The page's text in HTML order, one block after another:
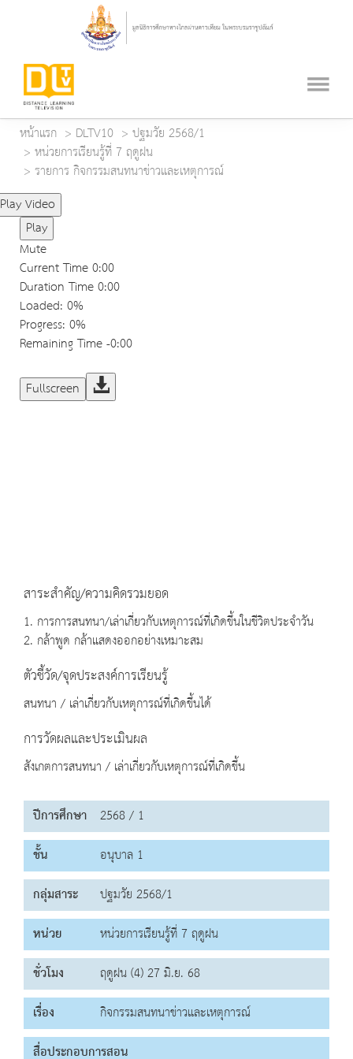
หน้าแรก DLTV10
ปฐมวัย 2568/1
หน่วยการเรียนรู้ที่ 7 ฤดูฝน
รายการ กิจกรรมสนทนาข่าวและเหตุการณ์
Play Video
Play
Mute
Current Time0:00
Duration Time0:00
Loaded: 0%
Progress: 0%
Remaining Time-0:00
Fullscreen
สาระสำคัญ/ความคิดรวมยอด
1. การการสนทนา/เล่าเกี่ยวกับเหตุการณ์ที่เกิดขึ้นในชีวิตประจำวัน
2. กล้าพูด กล้าแสดงออกอย่างเหมาะสม
ตัวชี้วัด/จุดประสงค์การเรียนรู้
สนทนา / เล่าเกี่ยวกับเหตุการณ์ที่เกิดขึ้นได้
การวัดผลและประเมินผล
สังเกตการสนทนา / เล่าเกี่ยวกับเหตุการณ์ที่เกิดขึ้น
ปีการศึกษา 2568 / 1
ชั้น
อนุบาล 1
กลุ่มสาระ
ปฐมวัย 2568/1
หน่วย
หน่วยการเรียนรู้ที่ 7 ฤดูฝน
ชั่วโมง
ฤดูฝน (4) 27 มิ.ย. 68
เรื่อง
กิจกรรมสนทนาข่าวและเหตุการณ์
สื่อประกอบการสอน